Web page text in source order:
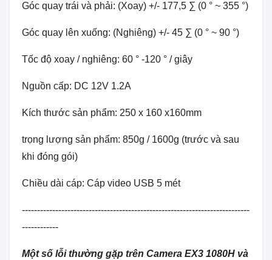
Góc quay trái và phải: (Xoay) +/- 177,5 ∑ (0 ° ~ 355 °)
Góc quay lên xuống: (Nghiêng) +/- 45 ∑ (0 ° ~ 90 °)
Tốc độ xoay / nghiêng: 60 ° -120 ° / giây
Nguồn cấp: DC 12V 1.2A
Kích thước sản phẩm: 250 x 160 x160mm
trọng lượng sản phẩm: 850g / 1600g (trước và sau
khi đóng gói)
Chiều dài cáp: Cáp video USB 5 mét
---------------------------------------------------------------------------
------------
Một số lỗi thường gặp trên Camera EX3 1080H và